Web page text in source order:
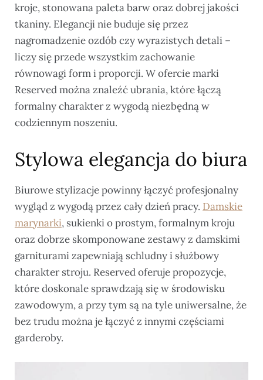
kroje, stonowana paleta barw oraz dobrej jakości
tkaniny. Elegancji nie buduje się przez
nagromadzenie ozdób czy wyrazistych detali –
liczy się przede wszystkim zachowanie
równowagi form i proporcji. W ofercie marki
Reserved można znaleźć ubrania, które łączą
formalny charakter z wygodą niezbędną w
codziennym noszeniu.
Stylowa elegancja do biura
Biurowe stylizacje powinny łączyć profesjonalny
wygląd z wygodą przez cały dzień pracy. Damskie
marynarki, sukienki o prostym, formalnym kroju
oraz dobrze skomponowane zestawy z damskimi
garniturami zapewniają schludny i służbowy
charakter stroju. Reserved oferuje propozycje,
które doskonale sprawdzają się w środowisku
zawodowym, a przy tym są na tyle uniwersalne, że
bez trudu można je łączyć z innymi częściami
garderoby.